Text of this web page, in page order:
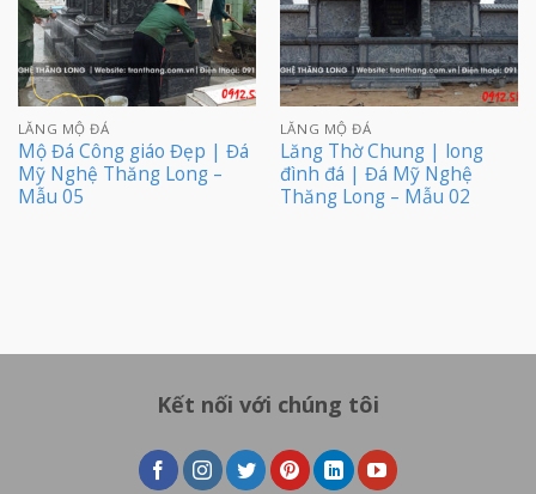
LĂNG MỘ ĐÁ
Mộ Đá Công giáo Đẹp | Đá
Mỹ Nghệ Thăng Long –
Mẫu 05
LĂNG MỘ ĐÁ
Lăng Thờ Chung | long
đình đá | Đá Mỹ Nghệ
Thăng Long – Mẫu 02
Kết nối với chúng tôi